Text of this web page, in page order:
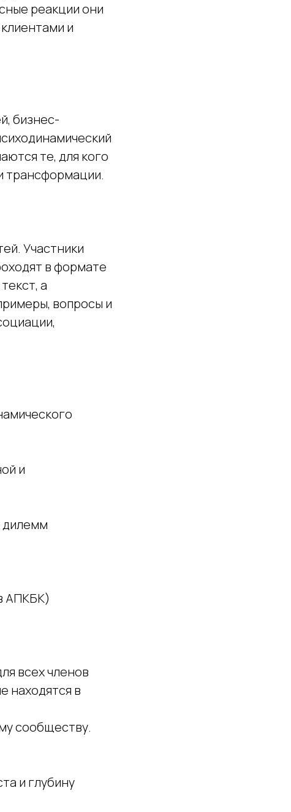
реакции они
и
бизнес-
те, для кого
трансформации.
Участники
в формате
а
вопросы и
и
дилемм
АПКБК)
всех членов
находятся в
сообществу.
и глубину